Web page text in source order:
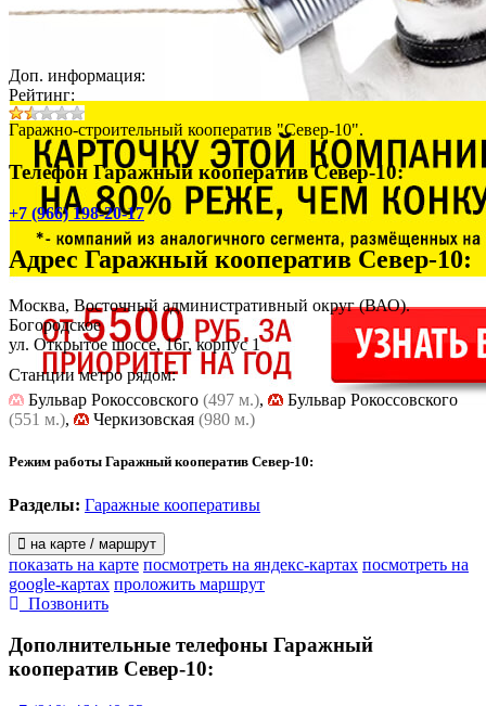
Доп. информация:
Рейтинг:
Гаражно-строительный кооператив "Север-10".
Телефон Гаражный кооператив Север-10:
+7 (966) 198-20-17
Адрес Гаражный кооператив Север-10:
Москва, Восточный административный округ (ВАО).
Богородское
ул. Открытое шоссе, 16г, корпус 1
Станции метро рядом:
Бульвар Рокоссовского (497 м.),
Бульвар Рокоссовского
(551 м.), Черкизовская (980 м.)
Режим работы Гаражный кооператив Север-10:
Разделы: Гаражные кооперативы
на карте / маршрут
показать на карте посмотреть на яндекс-картах посмотреть на
google-картах проложить маршрут
Позвонить
Дополнительные телефоны Гаражный
кооператив Север-10: